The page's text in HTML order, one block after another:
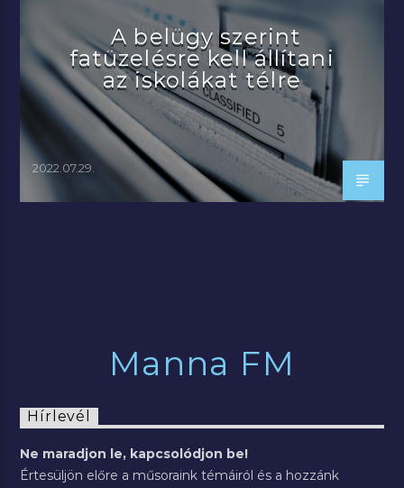
A belügy szerint
fatüzelésre kell állítani
az iskolákat télre
2022.07.29.
Manna FM
Hírlevél
Ne maradjon le, kapcsolódjon be!
Értesüljön előre a műsoraink témáiról és a hozzánk